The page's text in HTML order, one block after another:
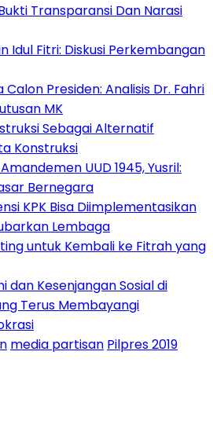
Transparansi Dan Narasi
Idul Fitri: Diskusi Perkembangan
Presiden: Analisis Dr. Fahri
MK
Sebagai Alternatif
Konstruksi
UUD 1945, Yusril:
Bernegara
KPK Bisa Diimplementasikan
Lembaga
untuk Kembali ke Fitrah yang
dan Kesenjangan Sosial di
Terus Membayangi
media partisan Pilpres 2019